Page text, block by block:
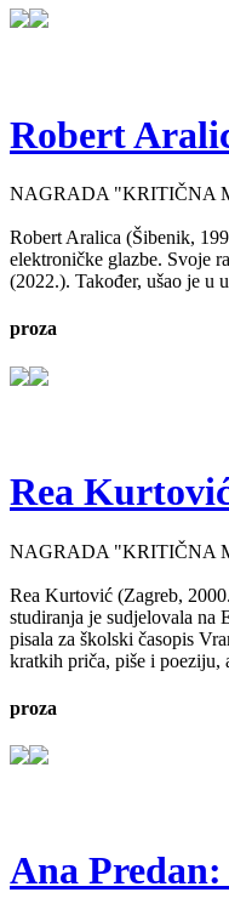
Robert
NAGRADA "KRITIČNA
Robert Aralica (Šibenik,
elektroničke glazbe. Svoje
(2022.). Također, ušao je u
proza
Rea
NAGRADA "KRITIČNA
Rea Kurtović (Zagreb,
studiranja je sudjelovala na
pisala za školski časopis
kratkih priča, piše i poeziju,
proza
Ana